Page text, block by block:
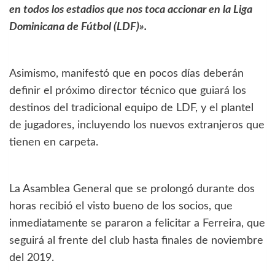
en todos los estadios que nos toca accionar en la Liga
Dominicana de Fútbol (LDF)».
Asimismo, manifestó que en pocos días deberán
definir el próximo director técnico que guiará los
destinos del tradicional equipo de LDF, y el plantel
de jugadores, incluyendo los nuevos extranjeros que
tienen en carpeta.
La Asamblea General que se prolongó durante dos
horas recibió el visto bueno de los socios, que
inmediatamente se pararon a felicitar a Ferreira, que
seguirá al frente del club hasta finales de noviembre
del 2019.